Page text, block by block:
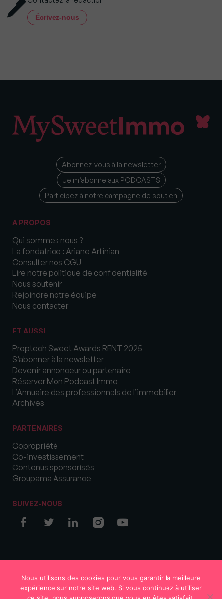
Écrivez-nous
Abonnez-vous à la newsletter
Je m’abonne aux PODCASTS
Participez à notre campagne de soutien
A PROPOS
Qui sommes nous ?
La fondatrice : Ariane Artinian
Consulter nos CGU
Lire notre politique de confidentialité
Nous soutenir
Rejoindre notre équipe
Nous contacter
ET AUSSI
Proptech Sweet Awards RENT 2025
S’abonner à la newsletter
Devenir annonceur ou partenaire
Réserver Mon Podcast Immo
L’Annuaire des professionnels de l’immobilier
Archives
PARTENAIRES
Copropriété
Co-investissement
Contenus sponsorisés
Groupama Assurance
SUIVEZ-NOUS
Nous utilisons des cookies pour vous garantir la meilleure
expérience sur notre site web. Si vous continuez à utiliser